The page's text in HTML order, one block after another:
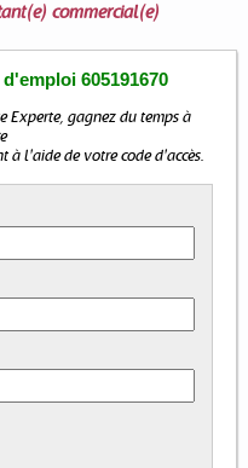
commercial(e)
605191670
Experte, gagnez du temps à
à l'aide de votre code d'accès.